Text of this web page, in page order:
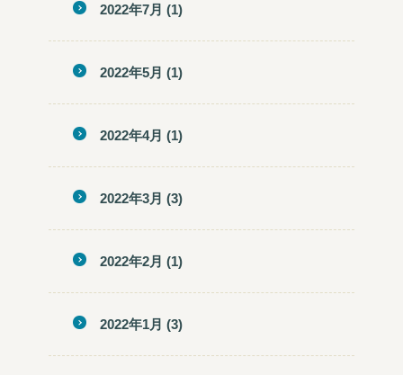
2022年7月 (1)
2022年5月 (1)
2022年4月 (1)
2022年3月 (3)
2022年2月 (1)
2022年1月 (3)